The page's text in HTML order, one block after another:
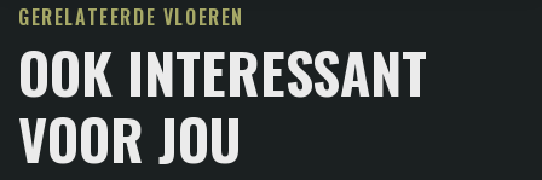
GERELATEERDE VLOEREN
OOK INTERESSANT
VOOR JOU